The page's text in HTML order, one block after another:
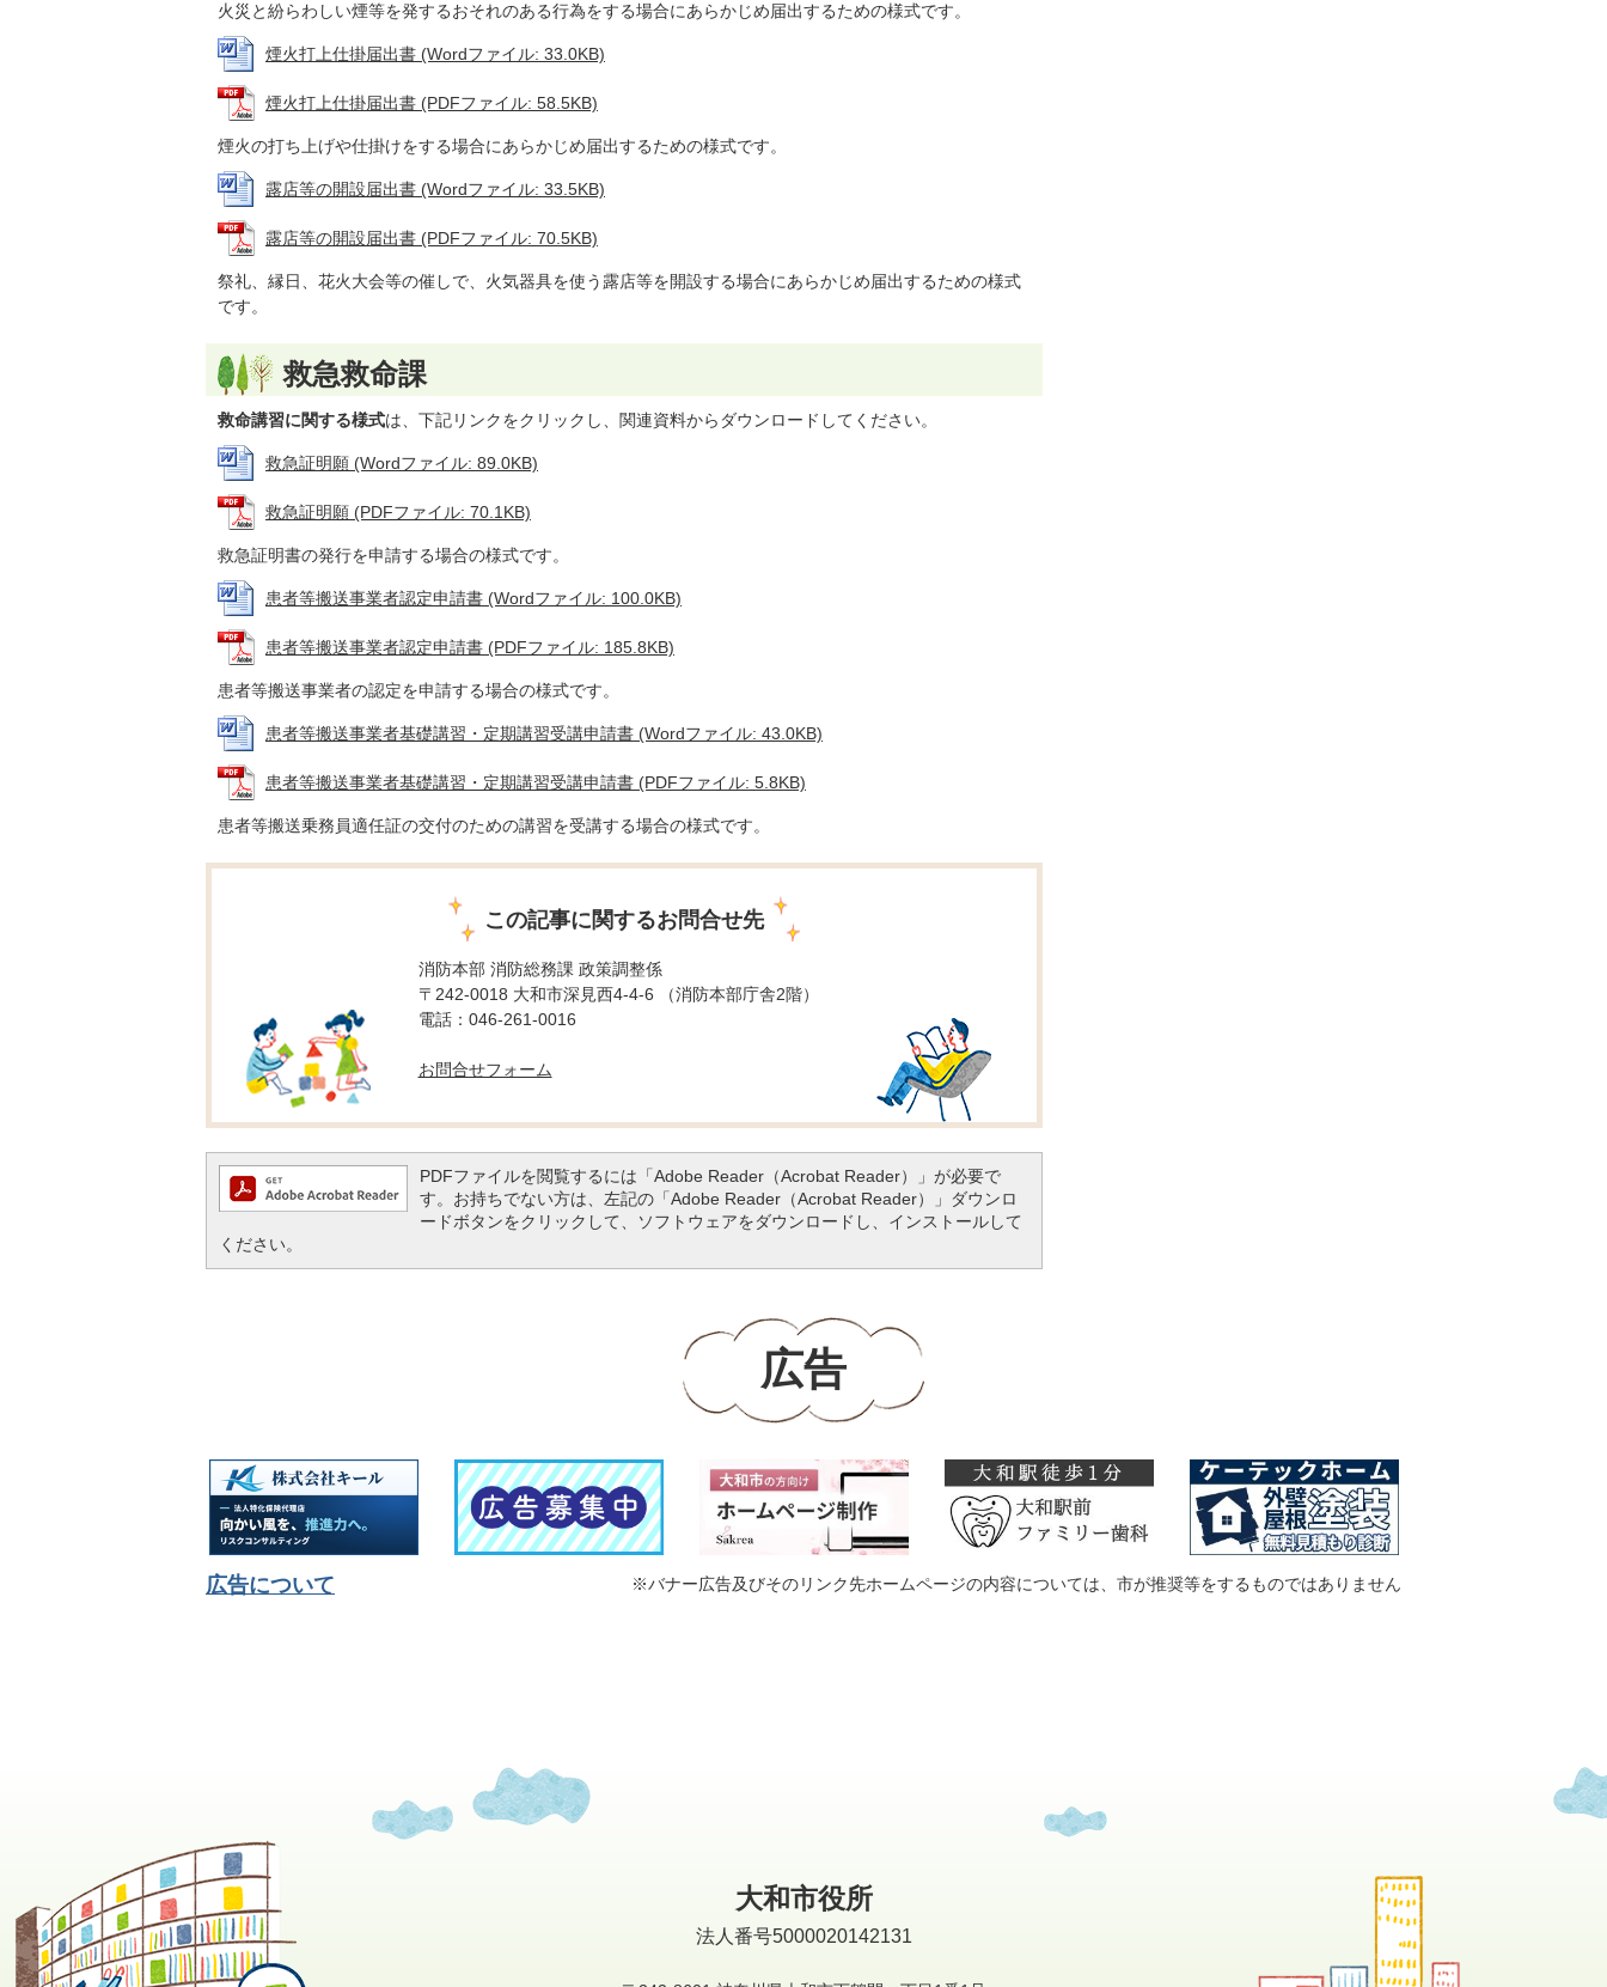
火災と紛らわしい煙等を発するおそれのある行為をする場合にあらかじめ届出するための様式です。
煙火打上仕掛届出書 (Wordファイル: 33.0KB)
煙火打上仕掛届出書 (PDFファイル: 58.5KB)
煙火の打ち上げや仕掛けをする場合にあらかじめ届出するための様式です。
露店等の開設届出書 (Wordファイル: 33.5KB)
露店等の開設届出書 (PDFファイル: 70.5KB)
祭礼、縁日、花火大会等の催しで、火気器具を使う露店等を開設する場合にあらかじめ届出するための様式
です。
救急救命課
救命講習に関する様式は、下記リンクをクリックし、関連資料からダウンロードしてください。
救急証明願 (Wordファイル: 89.0KB)
救急証明願 (PDFファイル: 70.1KB)
救急証明書の発行を申請する場合の様式です。
患者等搬送事業者認定申請書 (Wordファイル: 100.0KB)
患者等搬送事業者認定申請書 (PDFファイル: 185.8KB)
患者等搬送事業者の認定を申請する場合の様式です。
患者等搬送事業者基礎講習・定期講習受講申請書 (Wordファイル: 43.0KB)
患者等搬送事業者基礎講習・定期講習受講申請書 (PDFファイル: 5.8KB)
患者等搬送乗務員適任証の交付のための講習を受講する場合の様式です。
この記事に関するお問合せ先
消防本部 消防総務課 政策調整係
〒242-0018 大和市深見西4-4-6 （消防本部庁舎2階）
電話：046-261-0016
お問合せフォーム
PDFファイルを閲覧するには「Adobe Reader（Acrobat Reader）」が必要で
す。お持ちでない方は、左記の「Adobe Reader（Acrobat Reader）」ダウンロ
ードボタンをクリックして、ソフトウェアをダウンロードし、インストールして
ください。
広告
広告について ※バナー広告及びそのリンク先ホームページの内容については、市が推奨等をするものではありません
大和市役所
法人番号5000020142131